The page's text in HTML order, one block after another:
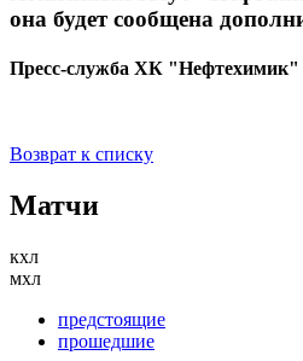
она будет сообщена
Пресс-служба ХК "Нефтехимик"
Возврат к списку
Матчи
кхл
мхл
предстоящие
прошедшие